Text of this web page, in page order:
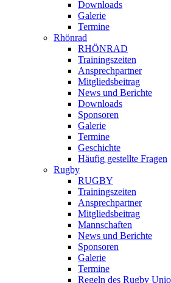
Downloads
Galerie
Termine
Rhönrad
RHÖNRAD
Trainingszeiten
Ansprechpartner
Mitgliedsbeitrag
News und Berichte
Downloads
Sponsoren
Galerie
Termine
Geschichte
Häufig gestellte Fragen
Rugby
RUGBY
Trainingszeiten
Ansprechpartner
Mitgliedsbeitrag
Mannschaften
News und Berichte
Sponsoren
Galerie
Termine
Regeln des Rugby